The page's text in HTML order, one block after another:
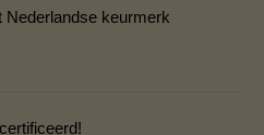
Nederlandse keurmerk